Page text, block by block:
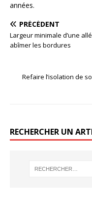
années.
PRÉCÉDENT
Largeur minimale d’une
abîmer les bordures
Refaire l’isolation de
RECHERCHER UN